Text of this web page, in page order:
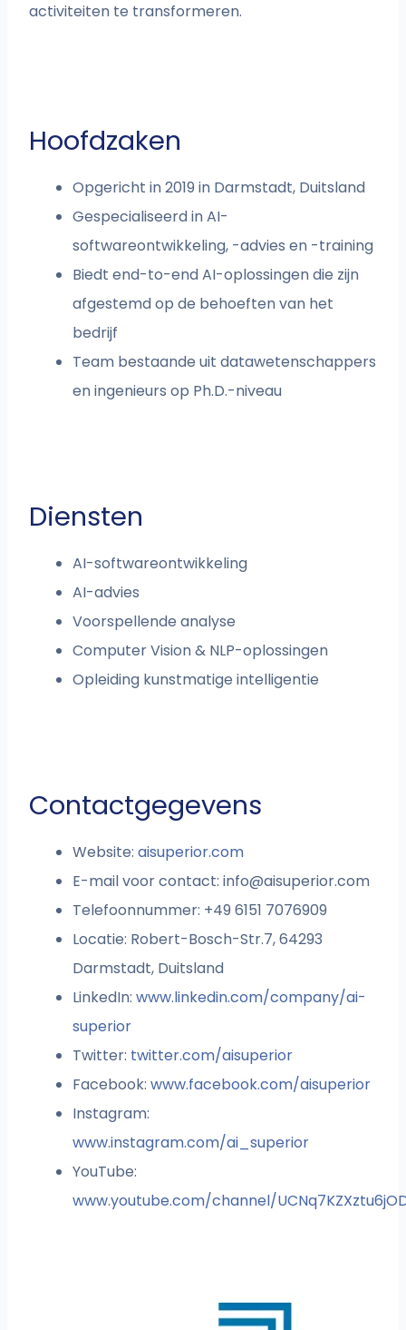
activiteiten te transformeren.
Hoofdzaken
Opgericht in 2019 in Darmstadt, Duitsland
Gespecialiseerd in AI-
softwareontwikkeling, -advies en -training
Biedt end-to-end AI-oplossingen die zijn
afgestemd op de behoeften van het
bedrijf
Team bestaande uit datawetenschappers
en ingenieurs op Ph.D.-niveau
Diensten
AI-softwareontwikkeling
AI-advies
Voorspellende analyse
Computer Vision & NLP-oplossingen
Opleiding kunstmatige intelligentie
Contactgegevens
Website: aisuperior.com
E-mail voor contact:info@aisuperior.com
Telefoonnummer: +49 6151 7076909
Locatie: Robert-Bosch-Str.7, 64293
Darmstadt, Duitsland
LinkedIn:www.linkedin.com/company/ai-
superior
Twitter: twitter.com/aisuperior
Facebook: www.facebook.com/aisuperior
Instagram:
www.instagram.com/ai_superior
YouTube:
www.youtube.com/channel/